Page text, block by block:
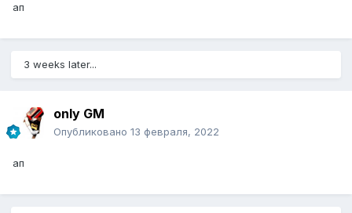
ап
3 weeks later...
only GM
Опубликовано 13 февраля, 2022
ап